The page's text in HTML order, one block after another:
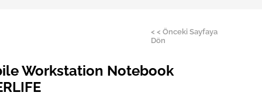
< < Önceki Sayfaya
Dön
Workstation Notebook